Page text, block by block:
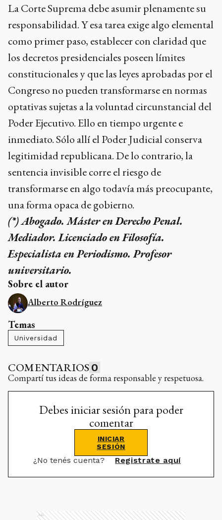
La Corte Suprema debe asumir plenamente su
responsabilidad. Y esa tarea exige algo elemental
como primer paso, establecer con claridad que
los decretos presidenciales poseen límites
constitucionales y que las leyes aprobadas por el
Congreso no pueden transformarse en normas
optativas sujetas a la voluntad circunstancial del
Poder Ejecutivo. Ello en tiempo urgente e
inmediato. Sólo allí el Poder Judicial conserva
legitimidad republicana. De lo contrario, la
sentencia invisible corre el riesgo de
transformarse en algo todavía más preocupante,
una forma opaca de gobierno.
(*) Abogado. Máster en Derecho Penal.
Mediador. Licenciado en Filosofía.
Especialista en Periodismo. Profesor
universitario.
Sobre el autor
Alberto Rodríguez
Temas
Universidad
COMENTARIOS 0
Compartí tus ideas de forma responsable y respetuosa.
Debes iniciar sesión para poder
comentar
INICIAR
SESIÓN
¿No tenés cuenta? Registrate aquí
Ads